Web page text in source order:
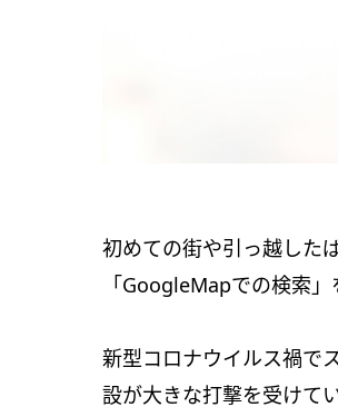
初めての街や引っ越した
「GoogleMapでの検索」
新型コロナウイルス禍で
設が大きな打撃を受けて